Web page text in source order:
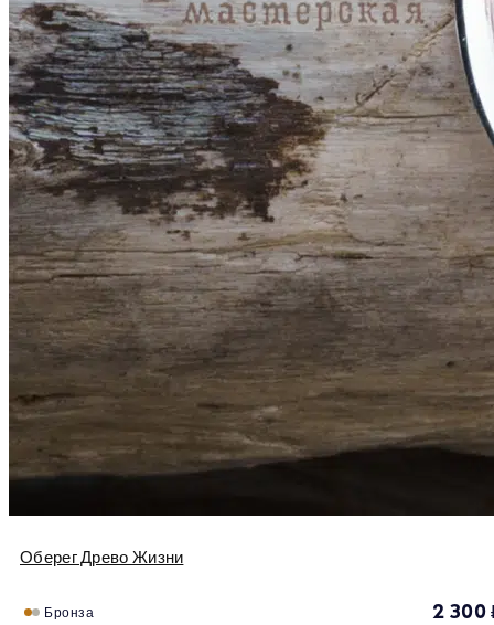
Оберег Древо Жизни
Бронза 2 300